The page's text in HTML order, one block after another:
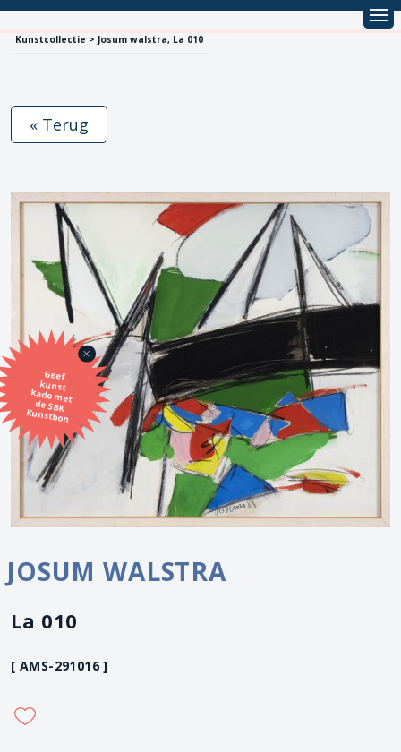
Kunstcollectie > Josum walstra, La 010
Geef
kunst
kado met
de SBK
Kunstbon
« Terug
JOSUM WALSTRA
La 010
[ AMS-291016 ]